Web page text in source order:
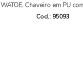
WATOE. Chaveiro em PU
Cod.: 95093